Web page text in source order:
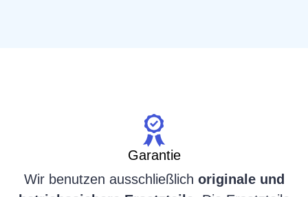
Garantie
Wir benutzen ausschließlich originale und